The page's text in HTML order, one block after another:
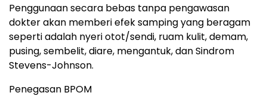
Penggunaan secara bebas tanpa pengawasan
dokter akan memberi efek samping yang beragam
seperti adalah nyeri otot/sendi, ruam kulit, demam,
pusing, sembelit, diare, mengantuk, dan Sindrom
Stevens-Johnson.
Penegasan BPOM